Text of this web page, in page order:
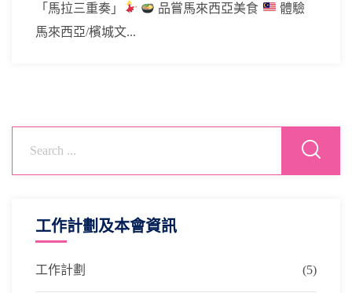
「馬拉三重奏」
品嘗馬來西亞美食
體驗
馬來西亞/檳城文...
工作計劃及本會資訊
工作計劃 (5)